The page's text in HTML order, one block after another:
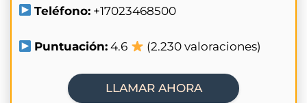
Teléfono: +17023468500
Puntuación: 4.6 (2.230 valoraciones)
LLAMAR AHORA